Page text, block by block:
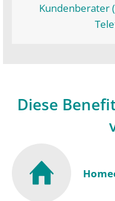
Kundenberater
Diese